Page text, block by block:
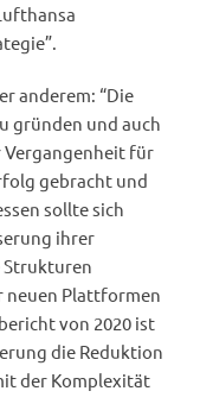
anderem: “Die
gründen und auch
Vergangenheit für
gebracht und
sollte sich
ihrer
neuen Plattformen
von 2020 ist
die Reduktion
der Komplexität